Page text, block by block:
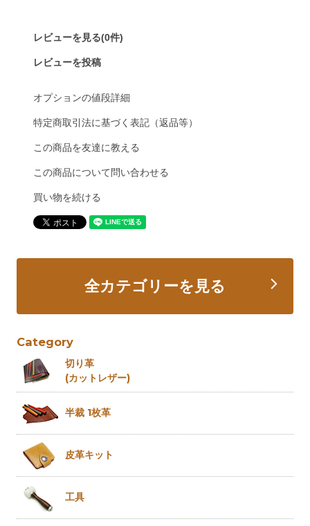
レビューを見る(0件)
レビューを投稿
オプションの値段詳細
特定商取引法に基づく表記（返品等）
この商品を友達に教える
この商品について問い合わせる
買い物を続ける
全カテゴリーを見る
Category
切り革
(カットレザー)
半裁 1枚革
皮革キット
工具